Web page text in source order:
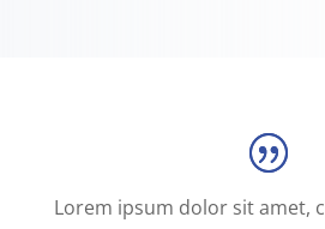
Lorem ipsum dolor sit amet,